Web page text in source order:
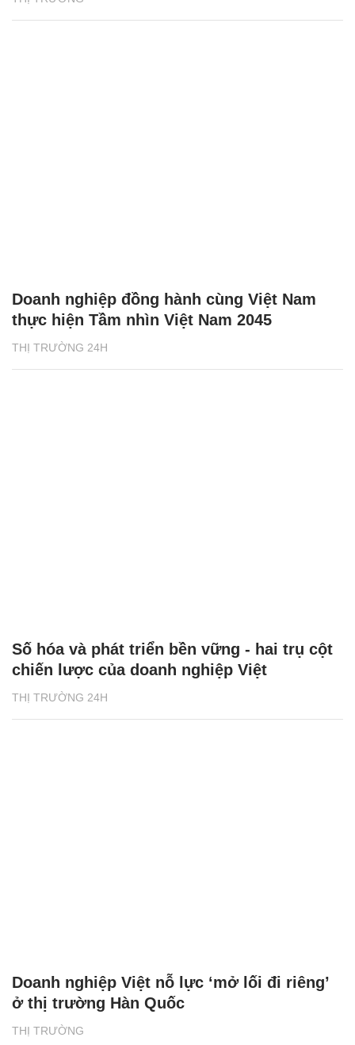
THỊ TRƯỜNG 24H
Doanh nghiệp đồng hành cùng Việt Nam
thực hiện Tầm nhìn Việt Nam 2045
THỊ TRƯỜNG 24H
Số hóa và phát triển bền vững - hai trụ cột
chiến lược của doanh nghiệp Việt
THỊ TRƯỜNG
Doanh nghiệp Việt nỗ lực ‘mở lối đi riêng’
ở thị trường Hàn Quốc